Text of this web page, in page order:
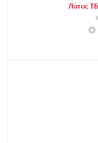
Лотос